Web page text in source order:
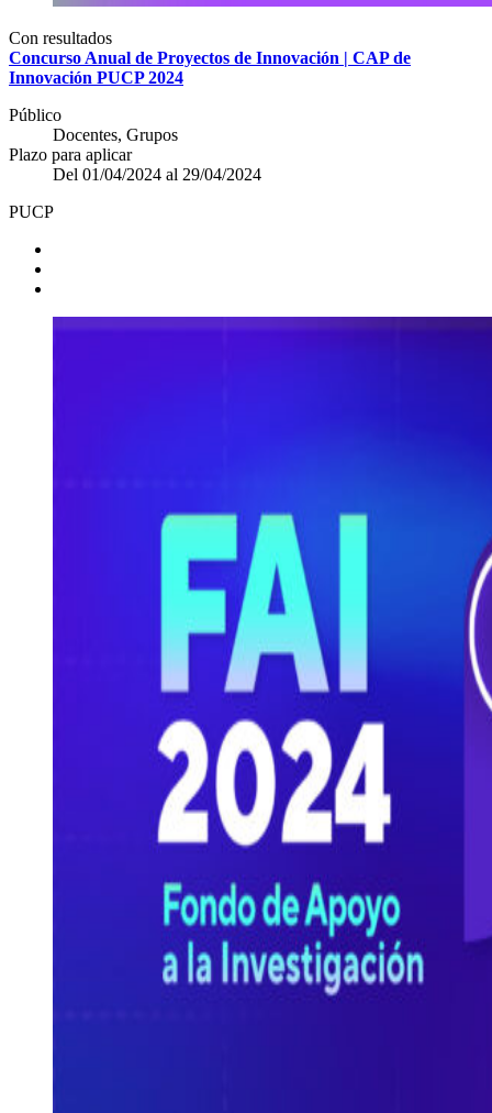
Con resultados
Concurso Anual de Proyectos de Innovación | CAP de
Innovación PUCP 2024
Público
Docentes, Grupos
Plazo para aplicar
Del 01/04/2024 al 29/04/2024
PUCP